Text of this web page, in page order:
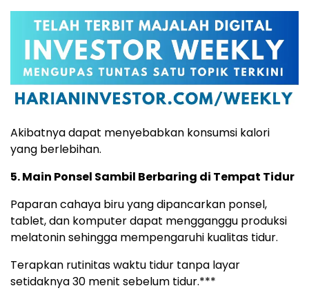
Akibatnya dapat menyebabkan konsumsi kalori
yang berlebihan.
5. Main Ponsel Sambil Berbaring di Tempat Tidur
Paparan cahaya biru yang dipancarkan ponsel,
tablet, dan komputer dapat mengganggu produksi
melatonin sehingga mempengaruhi kualitas tidur.
Terapkan rutinitas waktu tidur tanpa layar
setidaknya 30 menit sebelum tidur.***